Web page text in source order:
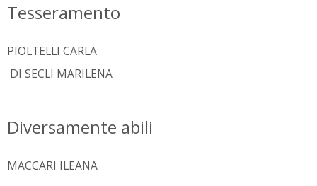
Tesseramento
PIOLTELLI CARLA
DI SECLI MARILENA
Diversamente abili
MACCARI ILEANA